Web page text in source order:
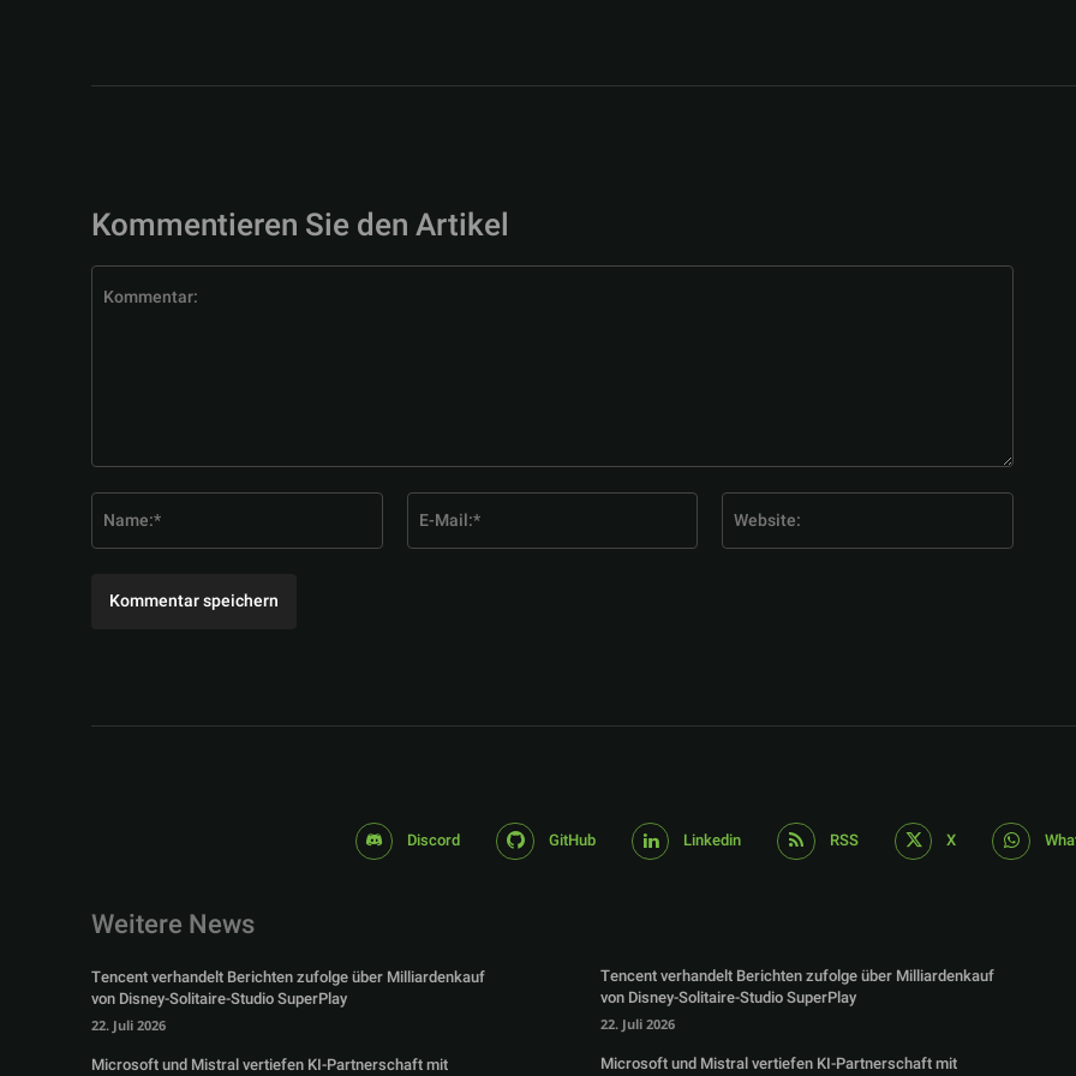
Kommentieren Sie den Artikel
Mail:*
Discord GitHub Linkedin RSS X
Weitere News
Tencent verhandelt Berichten zufolge über Milliardenkauf
von Disney-Solitaire-Studio SuperPlay
22. Juli 2026
Microsoft und Mistral vertiefen KI-Partnerschaft mit
Tencent verhandelt Berichten zufolge über Milliardenkauf
von Disney-Solitaire-Studio SuperPlay
22. Juli 2026
Microsoft und Mistral vertiefen KI-Partnerschaft mit